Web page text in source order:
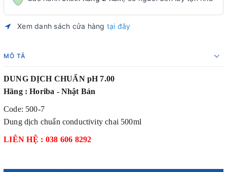
Xem danh sách cửa hàng tại đây
MÔ TẢ
DUNG DỊCH CHUẨN pH 7.00
Hãng : Horiba - Nhật Bản
Code: 500-7
Dung dịch chuẩn conductivity chai 500ml
LIÊN HỆ : 038 606 8292